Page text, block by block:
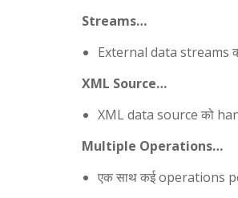
Streams…
External data streams
XML Source…
XML data source को
Multiple Operations…
एक साथ कई operations